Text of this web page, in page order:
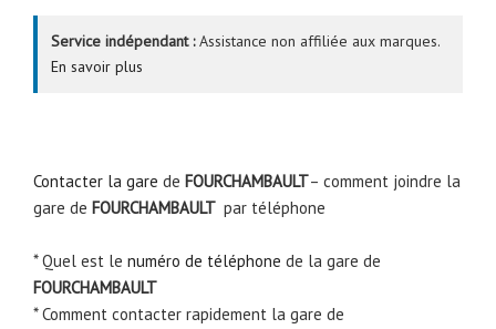
Service indépendant :Assistance non affiliée aux marques.
En savoir plus
Contacter la gare de FOURCHAMBAULT– comment joindre la
gare de FOURCHAMBAULT par téléphone
* Quel est le numéro de téléphone de la gare de
FOURCHAMBAULT
* Comment contacter rapidement la gare de